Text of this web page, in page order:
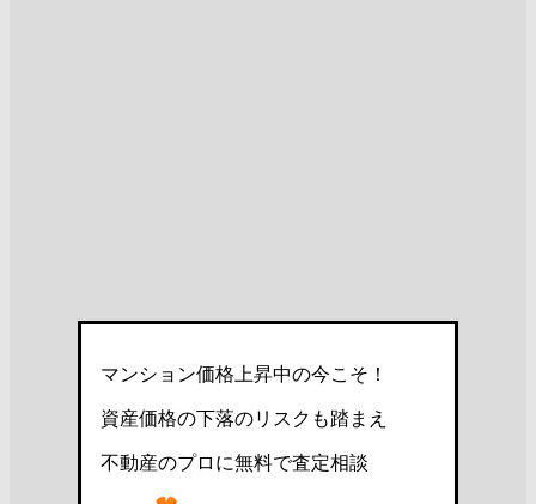
マンション価格上昇中の今こそ！
資産価格の下落のリスクも踏まえ
不動産のプロに無料で査定相談